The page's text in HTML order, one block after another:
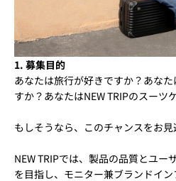
1. 募集目的
あなたは旅行が好きですか？あな
すか？あなたはNEW TRIPのスーツ
もしそうなら、このチャンスをお見
NEW TRIPでは、製品の品質とユー
を目指し、モニター兼ブランドイ